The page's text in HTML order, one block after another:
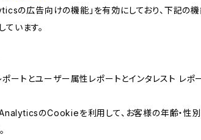
の広告向けの機能」を有効にしており、下記
います。
トとユーザー属性レポートとインタレスト レポ
のCookieを利用して、お客様の年齢・性